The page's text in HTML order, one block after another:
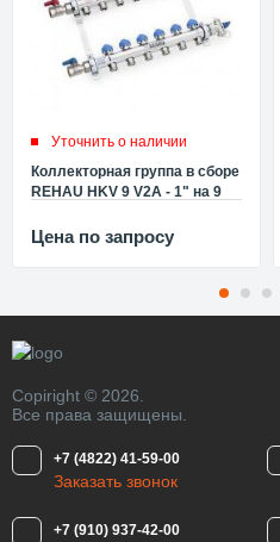
Уточнить о наличии
Коллекторная группа в сборе
REHAU HKV 9 V2A - 1" на 9
вентилями) 12180911001
Цена по запросу
Copiright © 2026.
Все права защищены.
+7 (4822) 41-59-00
Заказать звонок
+7 (910) 937-42-00